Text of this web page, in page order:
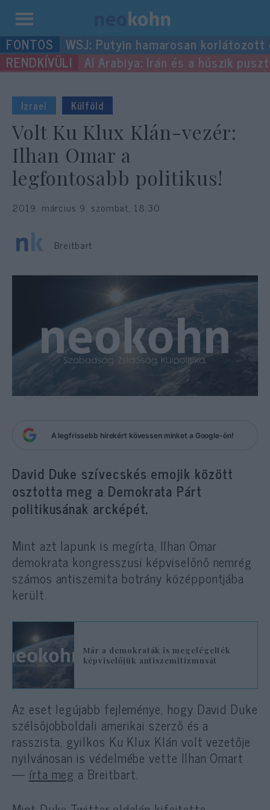
Kilépés
a
tartalomba
WSJ: Putyin hamarosan
Al Arabiya: Irán és a húszik
Izrael Külföld
Volt Ku Klux Klán-vezér:
Ilhan Omar a
legfontosabb politikus!
2019. március 9. szombat, 18:30
Breitbart
A legfrissebb hírekért kövessen minket a Google-ön!
David Duke szívecskés emojik között
osztotta meg a Demokrata Párt
politikusának arcképét.
Mint azt lapunk is megírta, Ilhan Omar
demokrata kongresszusi képviselőnő nemrég
számos antiszemita botrány középpontjába
került.
Már a demokraták is megelégelték
képviselőjük antiszemitizmusát
Az eset legújabb fejleménye, hogy David Duke
szélsőjobboldali amerikai szerző és a
rasszista, gyilkos Ku Klux Klán volt vezetője
nyilvánosan is védelmébe vette Ilhan Omart
— írta meg a Breitbart.